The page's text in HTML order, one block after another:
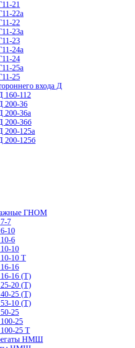
21
22а
22
23а
23
24а
24
25а
25
входа Д
160-112
200-36
200-36а
200-36б
200-125а
200-125б
ГНОМ
7
10
6
10
10 Т
16
16 (Т)
20 (Т)
25 (Т)
10 (Т)
25
25
25 Т
НМШ